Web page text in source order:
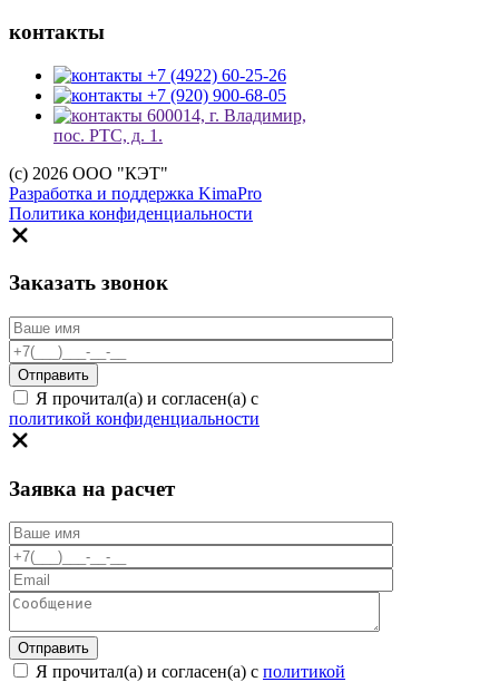
контакты
+7 (4922) 60-25-26
+7 (920) 900-68-05
600014, г. Владимир,
пос. РТС, д. 1.
(c) 2026 ООО "КЭТ"
Разработка и поддержка KimaPro
Политика конфиденциальности
Заказать звонок
Я прочитал(а) и согласен(а) с
политикой конфиденциальности
Заявка на расчет
Я прочитал(а) и согласен(а) с политикой